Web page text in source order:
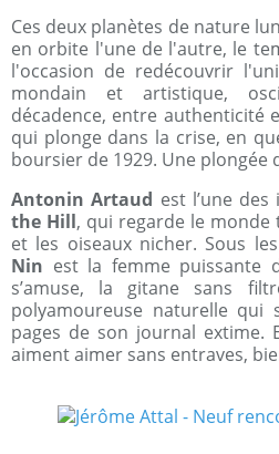
Ces deux planètes de nature
en orbite l'une de l'autre, le
l'occasion de redécouvrir
mondain et artistique,
décadence, entre authenticité
qui plonge dans la crise, en
boursier de 1929. Une plongée
Antonin Artaud est l’une
the Hill, qui regarde le
et les oiseaux nicher. Sous
Nin est la femme puissante
s’amuse, la gitane sans
polyamoureuse naturelle
pages de son journal extime.
aiment aimer sans entraves,